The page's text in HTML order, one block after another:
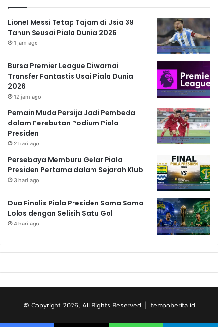
Lionel Messi Tetap Tajam di Usia 39
Tahun Seusai Piala Dunia 2026
1 jam ago
Bursa Premier League Diwarnai
Transfer Fantastis Usai Piala Dunia
2026
12 jam ago
Pemain Muda Persija Jadi Pembeda
dalam Perebutan Podium Piala
Presiden
2 hari ago
Persebaya Memburu Gelar Piala
Presiden Pertama dalam Sejarah Klub
3 hari ago
Dua Finalis Piala Presiden Sama Sama
Lolos dengan Selisih Satu Gol
4 hari ago
© Copyright 2026, All Rights Reserved | tempoberita.id